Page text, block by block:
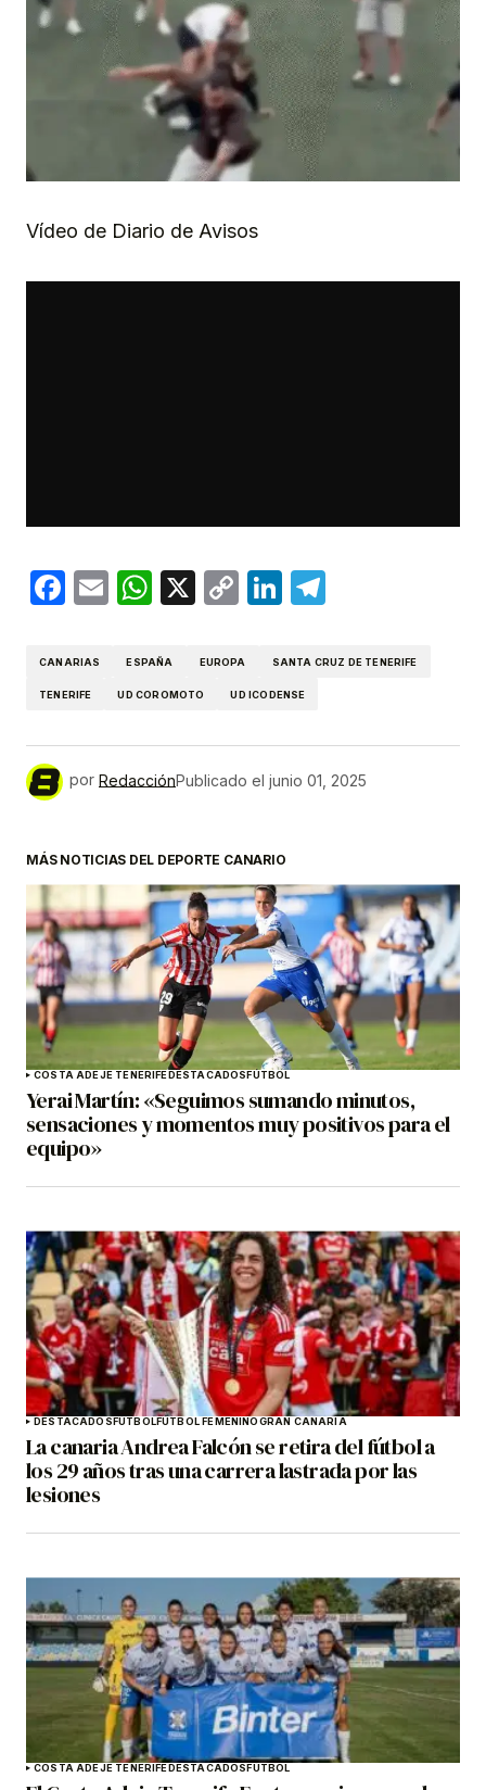
Vídeo de Diario de Avisos
Facebook
EmailWhatsApp
X
CopyLinkedIn
CANARIAS ESPAÑA EUROPA SANTA CRUZ DE TENERIFE
TENERIFE UD COROMOTO UD ICODENSE
por RedacciónPublicado el junio 01, 2025
MÁS NOTICIAS DEL DEPORTE CANARIO
COSTA ADEJE TENERIFE DESTACADOS FÚTBOL
Yerai Martín: «Seguimos sumando minutos,
sensaciones y momentos muy positivos para el
equipo»
DESTACADOS FÚTBOLFÚTBOL FEMENINOGRAN CANARIA
La canaria Andrea Falcón se retira del fútbol a
los 29 años tras una carrera lastrada por las
lesiones
COSTA ADEJE TENERIFE DESTACADOS FÚTBOL